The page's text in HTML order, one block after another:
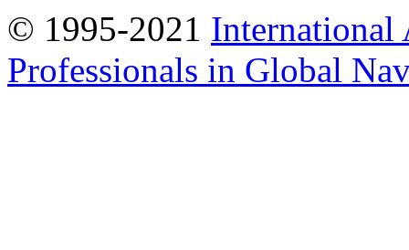
© 1995-2021 International
Professionals in Global